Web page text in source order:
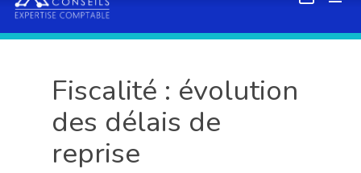
Fiscalité : évolution
des délais de
reprise